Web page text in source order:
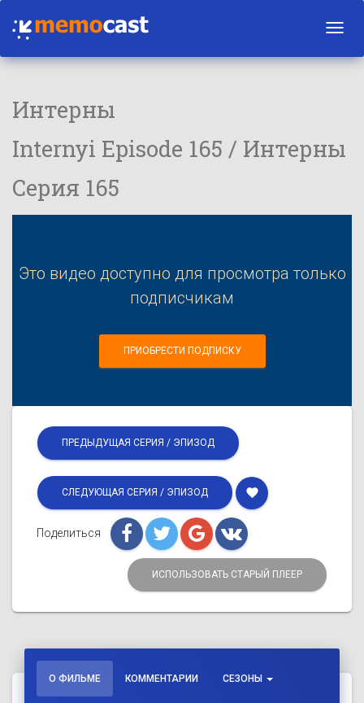
Интерны
Internyi Episode 165 / Интерны
Серия 165
Это видео доступно для просмотра только
подписчикам
ПРИОБРЕСТИ ПОДПИСКУ
ПРЕДЫДУЩАЯ СЕРИЯ / ЭПИЗОД
СЛЕДУЮЩАЯ СЕРИЯ / ЭПИЗОД favorite
Поделиться
ИСПОЛЬЗОВАТЬ СТАРЫЙ ПЛЕЕР
О ФИЛЬМЕ КОММЕНТАРИИ СЕЗОНЫ